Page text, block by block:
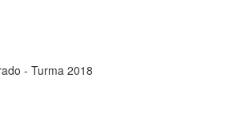
- Turma 2018